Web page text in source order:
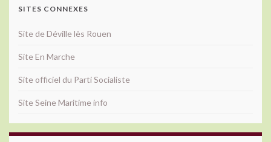
SITES CONNEXES
Site de Déville lès Rouen
Site En Marche
Site officiel du Parti Socialiste
Site Seine Maritime info